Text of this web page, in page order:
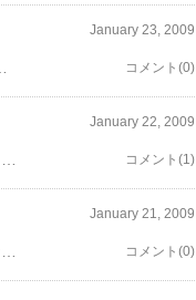
January 23, 2009
コメント(0)
January 22, 2009
コメント(1)
January 21, 2009
コメント(0)